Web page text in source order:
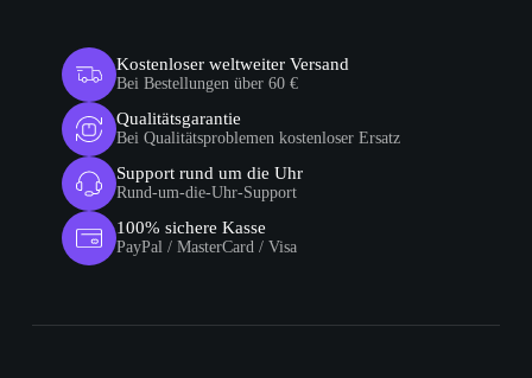
Kostenloser weltweiter Versand
Bei Bestellungen über 60 €
Qualitätsgarantie
Bei Qualitätsproblemen kostenloser Ersatz
Support rund um die Uhr
Rund-um-die-Uhr-Support
100% sichere Kasse
PayPal / MasterCard / Visa